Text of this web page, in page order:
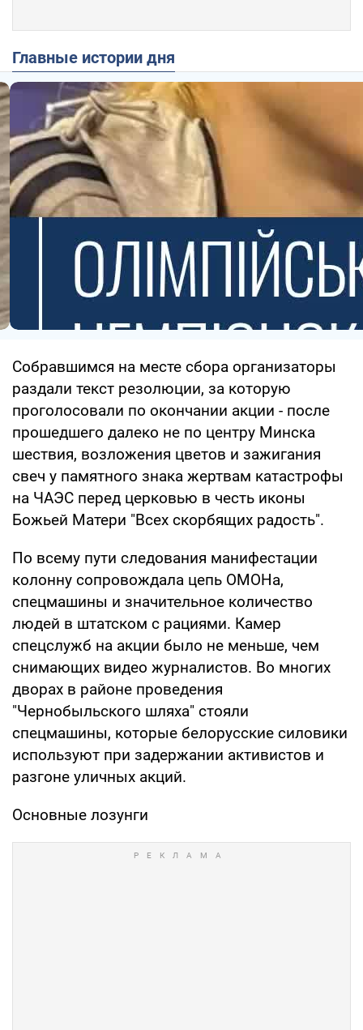
Главные истории дня
Собравшимся на месте сбора организаторы
раздали текст резолюции, за которую
проголосовали по окончании акции - после
прошедшего далеко не по центру Минска
шествия, возложения цветов и зажигания
свеч у памятного знака жертвам катастрофы
на ЧАЭС перед церковью в честь иконы
Божьей Матери "Всех скорбящих радость".
По всему пути следования манифестации
колонну сопровождала цепь ОМОНа,
спецмашины и значительное количество
людей в штатском с рациями. Камер
спецслужб на акции было не меньше, чем
снимающих видео журналистов. Во многих
дворах в районе проведения
"Чернобыльского шляха" стояли
спецмашины, которые белорусские силовики
используют при задержании активистов и
разгоне уличных акций.
Основные лозунги